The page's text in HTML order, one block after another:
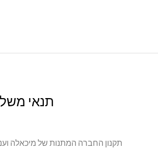
תנאי
תקנון החברה המתנות של מיכאלה